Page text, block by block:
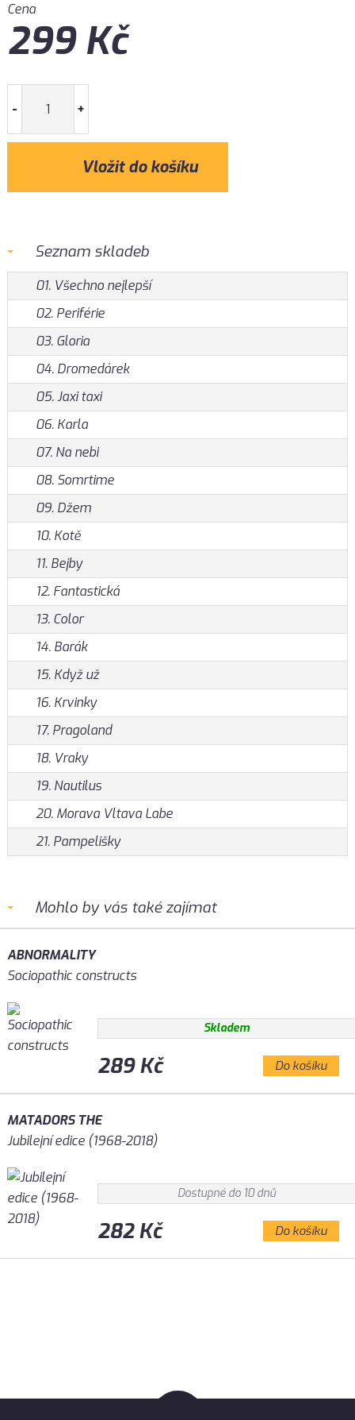
Cena
299Kč
- +
Seznam skladeb
01. Všechno nejlepší
02. Periférie
03. Gloria
04. Dromedárek
05. Jaxi taxi
06. Karla
07. Na nebi
08. Somrtime
09. Džem
10. Kotě
11. Bejby
12. Fantastická
13. Color
14. Barák
15. Když už
16. Krvinky
17. Pragoland
18. Vraky
19. Nautilus
20. Morava Vltava Labe
21. Pampelišky
Mohlo by vás také zajímat
ABNORMALITY
Sociopathic constructs
Skladem
289 Kč Do košíku
MATADORS THE
Jubilejní edice (1968-2018)
Dostupné do 10 dnů
282 Kč Do košíku